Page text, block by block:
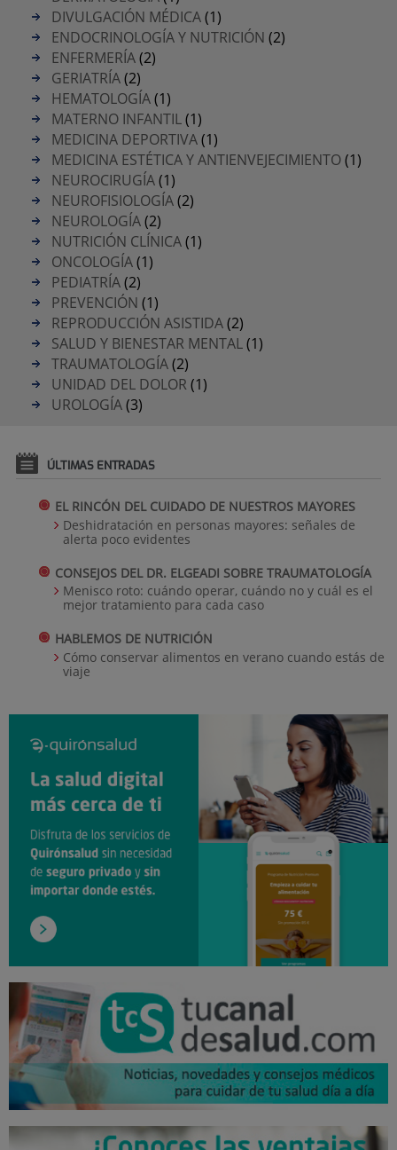
DIVULGACIÓN MÉDICA(1)
ENDOCRINOLOGÍA Y NUTRICIÓN (2)
ENFERMERÍA(2)
GERIATRÍA(2)
HEMATOLOGÍA(1)
MATERNO INFANTIL(1)
MEDICINA DEPORTIVA(1)
MEDICINA ESTÉTICA Y ANTIENVEJECIMIENTO(1)
NEUROCIRUGÍA(1)
NEUROFISIOLOGÍA(2)
NEUROLOGÍA(2)
NUTRICIÓN CLÍNICA(1)
ONCOLOGÍA(1)
PEDIATRÍA(2)
PREVENCIÓN (1)
REPRODUCCIÓN ASISTIDA(2)
SALUD Y BIENESTAR MENTAL(1)
TRAUMATOLOGÍA(2)
UNIDAD DEL DOLOR(1)
UROLOGÍA(3)
ÚLTIMAS ENTRADAS
EL RINCÓN DEL CUIDADO DE NUESTROS MAYORES
Deshidratación en personas mayores: señales de
alerta poco evidentes
CONSEJOS DEL DR. ELGEADI SOBRE TRAUMATOLOGÍA
Menisco roto: cuándo operar, cuándo no y cuál es el
mejor tratamiento para cada caso
HABLEMOS DE NUTRICIÓN
Cómo conservar alimentos en verano cuando estás de
viaje